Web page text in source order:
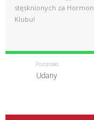
stęsknionych za
Klubu!
Pozostało
Udany